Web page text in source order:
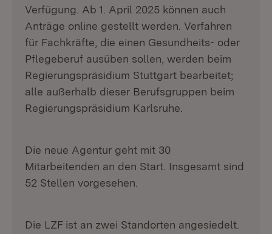
Verfügung. Ab 1. April 2025 können auch
Anträge online gestellt werden. Verfahren
für Fachkräfte, die einen Gesundheits- oder
Pflegeberuf ausüben sollen, werden beim
Regierungspräsidium Stuttgart bearbeitet;
alle außerhalb dieser Berufsgruppen beim
Regierungspräsidium Karlsruhe.
Die neue Agentur geht mit 30
Mitarbeitenden an den Start. Insgesamt sind
52 Stellen vorgesehen.
Die LZF ist an zwei Standorten angesiedelt.